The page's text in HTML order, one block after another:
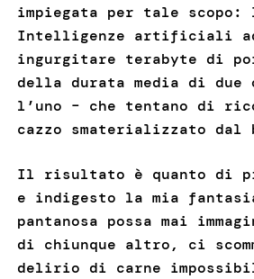
impiegata per tale scopo:
Intelligenze artificiali
ingurgitare terabyte di
della durata media di due
l’uno – che tentano di
cazzo smaterializzato dal
Il risultato è quanto di
e indigesto la mia
pantanosa possa mai
di chiunque altro, ci
delirio di carne